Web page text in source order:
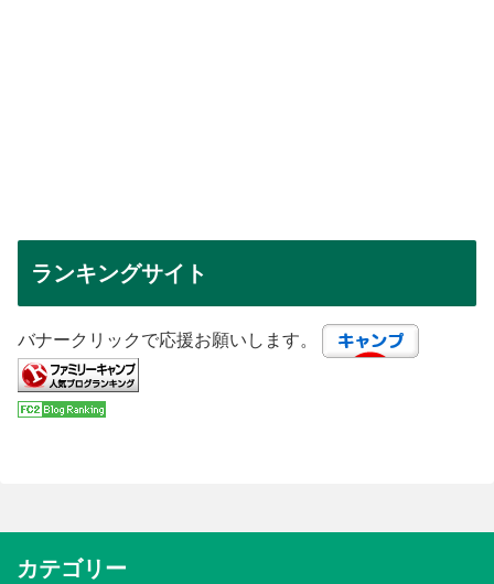
ランキングサイト
バナークリックで応援お願いします。
カテゴリー